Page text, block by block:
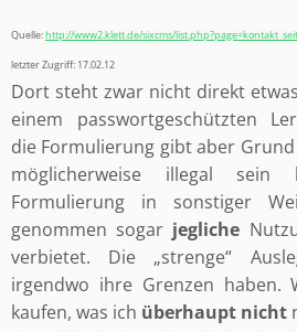
Quelle:http://www2.klett.de/sixcms/
letzter Zugriff: 17.02.12
Dort steht zwar nicht direkt
einem passwortgeschützten
die Formulierung gibt aber
möglicherweise illegal
Formulierung in sonstiger
genommen sogar jegliche
verbietet. Die „strenge“
irgendwo ihre Grenzen haben.
kaufen, was ich überhaupt nicht